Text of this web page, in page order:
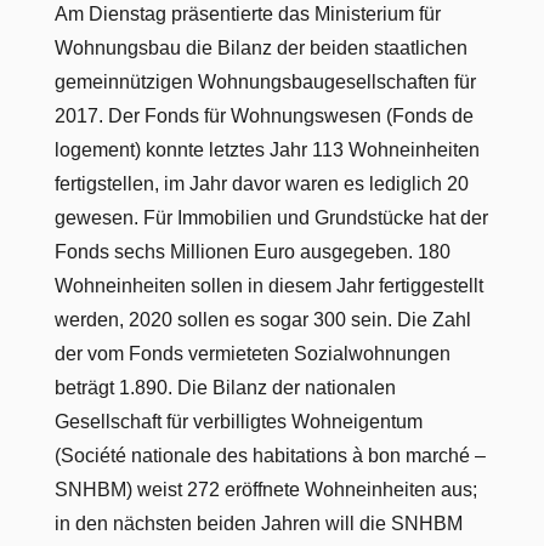
Am Dienstag präsentierte das Ministerium für
Wohnungsbau die Bilanz der beiden staatlichen
gemeinnützigen Wohnungsbaugesellschaften für
2017. Der Fonds für Wohnungswesen (Fonds de
logement) konnte letztes Jahr 113 Wohneinheiten
fertigstellen, im Jahr davor waren es lediglich 20
gewesen. Für Immobilien und Grundstücke hat der
Fonds sechs Millionen Euro ausgegeben. 180
Wohneinheiten sollen in diesem Jahr fertiggestellt
werden, 2020 sollen es sogar 300 sein. Die Zahl
der vom Fonds vermieteten Sozialwohnungen
beträgt 1.890. Die Bilanz der nationalen
Gesellschaft für verbilligtes Wohneigentum
(Société nationale des habitations à bon marché –
SNHBM) weist 272 eröffnete Wohneinheiten aus;
in den nächsten beiden Jahren will die SNHBM